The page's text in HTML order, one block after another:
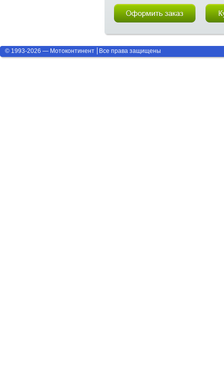
© 1993-2026 — Мотоконтинент Все права защищены